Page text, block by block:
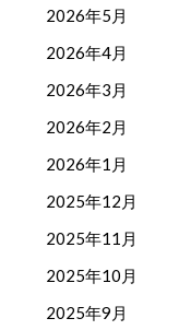
2026年5月
2026年4月
2026年3月
2026年2月
2026年1月
2025年12月
2025年11月
2025年10月
2025年9月